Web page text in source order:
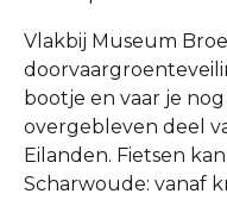
Vlakbij Museum
bootje en vaar je
overgebleven deel
Eilanden. Fietsen
Scharwoude: vanaf